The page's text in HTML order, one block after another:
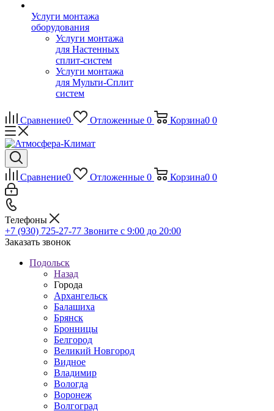
Услуги монтажа
оборудования
Услуги монтажа
для Настенных
сплит-систем
Услуги монтажа
для Мульти-Сплит
систем
Сравнение0 Отложенные 0 Корзина0 0
Сравнение0 Отложенные 0 Корзина0 0
Телефоны
+7 (930) 725-27-77 Звоните с 9:00 до 20:00
Заказать звонок
Подольск
Назад
Города
Архангельск
Балашиха
Брянск
Бронницы
Белгород
Великий Новгород
Видное
Владимир
Вологда
Воронеж
Волгоград